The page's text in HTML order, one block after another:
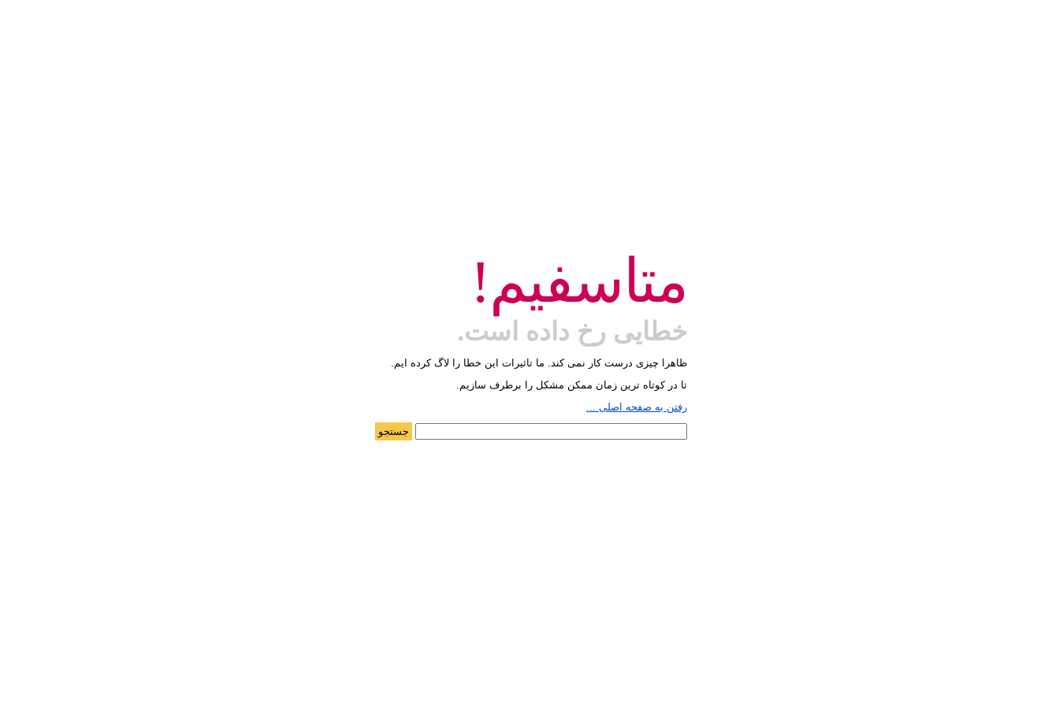
متاسفیم!
خطایی رخ داده است.
ظاهرا چیزی درست کار نمی کند. ما تاثیرات این خطا را لاگ کرده ایم.
تا در کوتاه ترین زمان ممکن مشکل را برطرف سازیم.
رفتن به صفحه اصلی ...
جستجو